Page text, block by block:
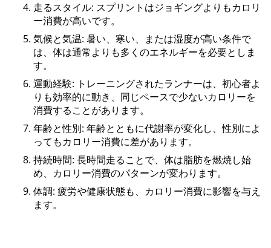
走るスタイル: スプリントはジョギングよりもカロリ
ー消費が高いです。
気候と気温: 暑い、寒い、または湿度が高い条件で
は、体は通常よりも多くのエネルギーを必要としま
す。
運動経験: トレーニングされたランナーは、初心者よ
りも効率的に動き、同じペースで少ないカロリーを
消費することがあります。
年齢と性別: 年齢とともに代謝率が変化し、性別によ
ってもカロリー消費に差があります。
持続時間: 長時間走ることで、体は脂肪を燃焼し始
め、カロリー消費のパターンが変わります。
体調: 疲労や健康状態も、カロリー消費に影響を与え
ます。